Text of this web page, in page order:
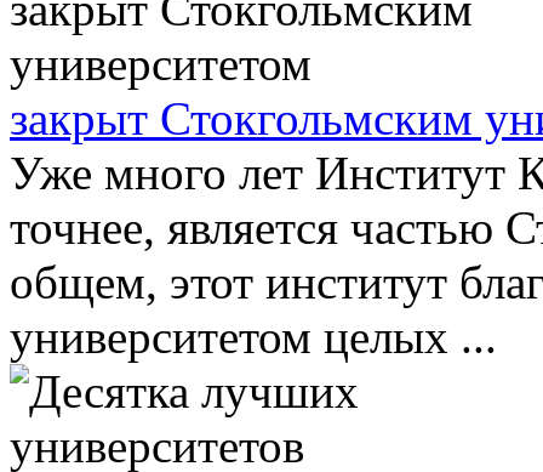
закрыт Стокгольмским
Уже много лет Институт
точнее, является частью
общем, этот институт
университетом целых ...